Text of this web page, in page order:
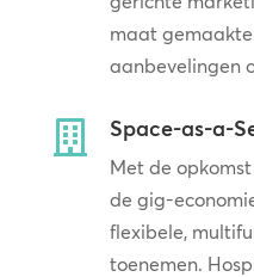
maat
aanbevelingen
 Space-as-a-
Met de
de gig-
flexibele,
toenemen.